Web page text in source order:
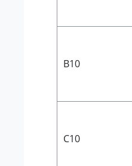
B10
C10